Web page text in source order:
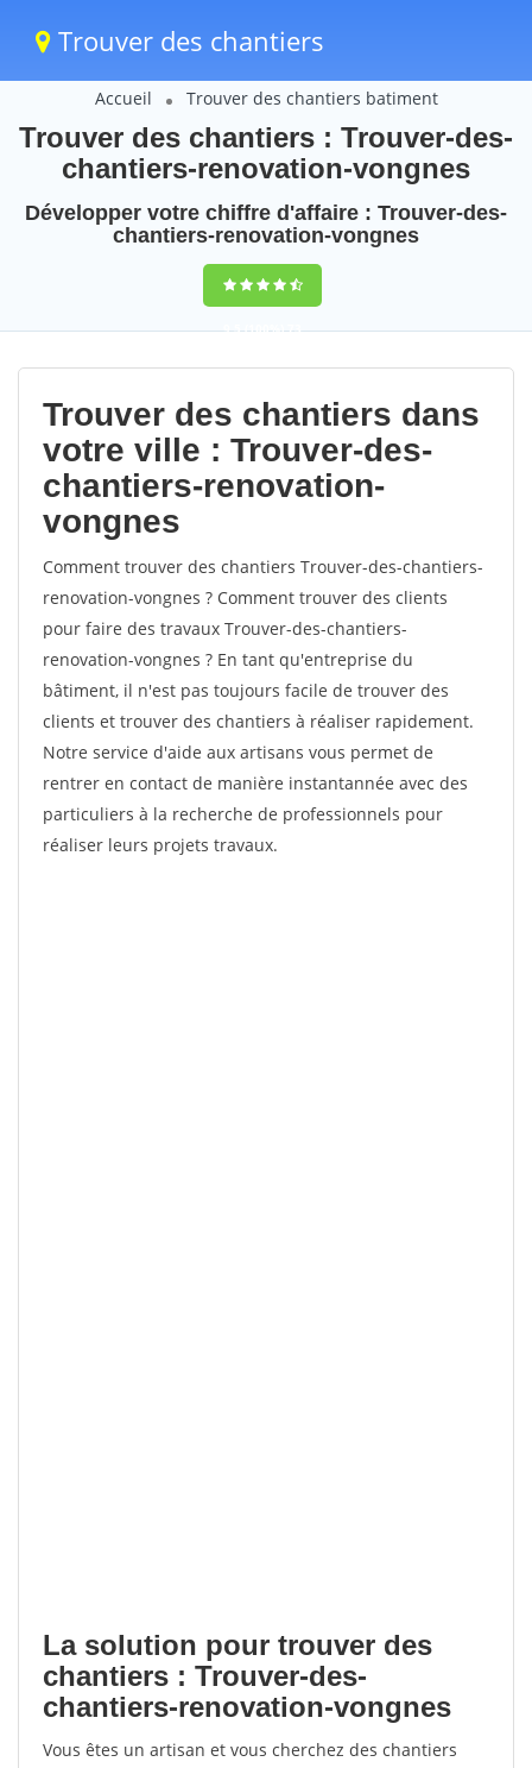
Trouver des chantiers
Accueil Trouver des chantiers batiment
Trouver des chantiers : Trouver-des-
chantiers-renovation-vongnes
Développer votre chiffre d'affaire : Trouver-des-
chantiers-renovation-vongnes
9,5(100%)73
votes
Trouver des chantiers dans
votre ville : Trouver-des-
chantiers-renovation-
vongnes
Comment trouver des chantiers Trouver-des-chantiers-
renovation-vongnes ? Comment trouver des clients
pour faire des travaux Trouver-des-chantiers-
renovation-vongnes ? En tant qu'entreprise du
bâtiment, il n'est pas toujours facile de trouver des
clients et trouver des chantiers à réaliser rapidement.
Notre service d'aide aux artisans vous permet de
rentrer en contact de manière instantannée avec des
particuliers à la recherche de professionnels pour
réaliser leurs projets travaux.
La solution pour trouver des
chantiers : Trouver-des-
chantiers-renovation-vongnes
Vous êtes un artisan et vous cherchez des chantiers